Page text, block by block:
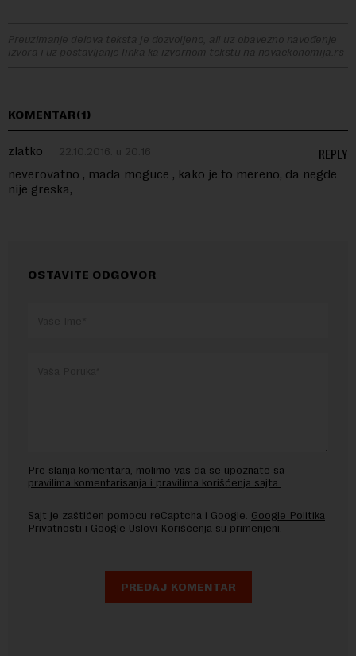
Preuzimanje delova teksta je dozvoljeno, ali uz obavezno navođenje
izvora i uz postavljanje linka ka izvornom tekstu na novaekonomija.rs
KOMENTAR(1)
zlatko 22.10.2016. u 20:16
neverovatno , mada moguce , kako je to mereno, da negde
nije greska,
REPLY
OSTAVITE ODGOVOR
Pre slanja komentara, molimo vas da se upoznate sa
pravilima komentarisanja i pravilima korišćenja sajta.
Sajt je zaštićen pomocu reCaptcha i Google. Google Politika
Privatnosti i Google Uslovi Korišćenja su primenjeni.